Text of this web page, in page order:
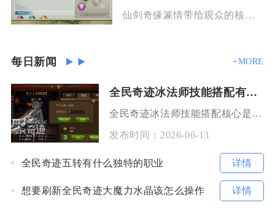
仙剑奇缘篆情带给观众的核心思考是情与宿命、坚守与取舍的东方人文思辨，同时搭配篆刻
每日新闻 +MORE
全民奇迹冰法师技能搭配有哪些注意事项
全民奇迹冰法师技能搭配核心是围绕“控场优先、兼顾生存、场景适配、技能联动”四大原则，核心技
发布时间： 2026-06-13
全民奇迹五转有什么独特的职业 详情
想要刷新全民奇迹大魔力水晶该怎么操作 详情